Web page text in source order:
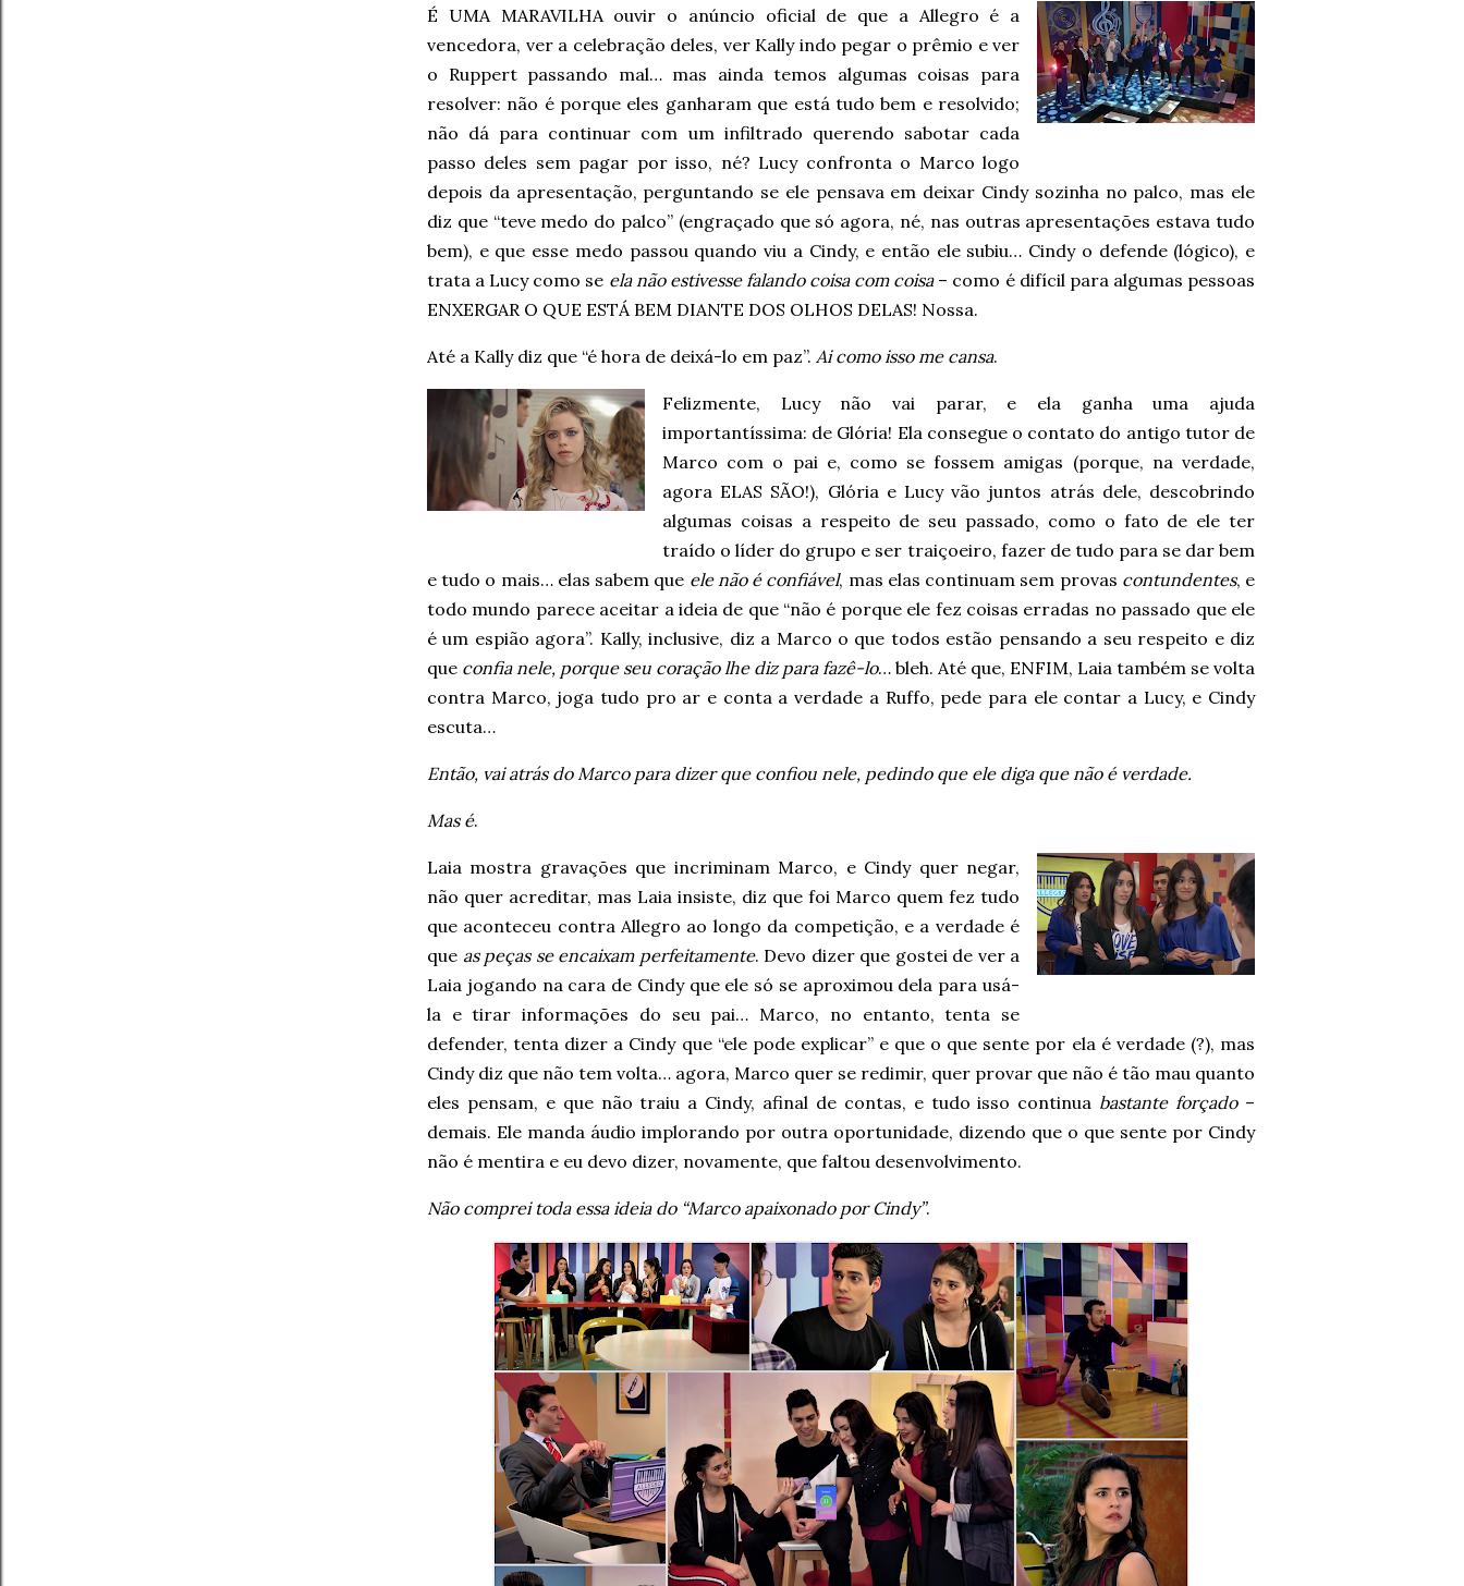
É UMA MARAVILHA ouvir o anúncio oficial de que a Allegro é a
vencedora, ver a celebração deles, ver Kally indo pegar o prêmio e ver
o Ruppert passando mal… mas ainda temos algumas coisas para
resolver: não é porque eles ganharam que está tudo bem e resolvido;
não dá para continuar com um infiltrado querendo sabotar cada
passo deles sem pagar por isso, né? Lucy confronta o Marco logo
depois da apresentação, perguntando se ele pensava em deixar Cindy sozinha no palco, mas ele
diz que “teve medo do palco” (engraçado que só agora, né, nas outras apresentações estava tudo
bem), e que esse medo passou quando viu a Cindy, e então ele subiu… Cindy o defende (lógico), e
trata a Lucy como se ela não estivesse falando coisa com coisa– como é difícil para algumas pessoas
ENXERGAR O QUE ESTÁ BEM DIANTE DOS OLHOS DELAS! Nossa.
Até a Kally diz que “é hora de deixá-lo em paz”. Ai como isso me cansa.
Felizmente, Lucy não vai parar, e ela ganha uma ajuda
importantíssima: de Glória! Ela consegue o contato do antigo tutor de
Marco com o pai e, como se fossem amigas (porque, na verdade,
agora ELAS SÃO!), Glória e Lucy vão juntos atrás dele, descobrindo
algumas coisas a respeito de seu passado, como o fato de ele ter
traído o líder do grupo e ser traiçoeiro, fazer de tudo para se dar bem
e tudo o mais… elas sabem que ele não é confiável, mas elas continuam sem provas contundentes, e
todo mundo parece aceitar a ideia de que “não é porque ele fez coisas erradas no passado que ele
é um espião agora”. Kally, inclusive, diz a Marco o que todos estão pensando a seu respeito e diz
que confia nele, porque seu coração lhe diz para fazê-lo… bleh. Até que, ENFIM, Laia também se volta
contra Marco, joga tudo pro ar e conta a verdade a Ruffo, pede para ele contar a Lucy, e Cindy
escuta…
Então, vai atrás do Marco para dizer que confiou nele, pedindo que ele diga que não é verdade.
Mas é.
Laia mostra gravações que incriminam Marco, e Cindy quer negar,
não quer acreditar, mas Laia insiste, diz que foi Marco quem fez tudo
que aconteceu contra Allegro ao longo da competição, e a verdade é
que as peças se encaixam perfeitamente. Devo dizer que gostei de ver a
Laia jogando na cara de Cindy que ele só se aproximou dela para usá-
la e tirar informações do seu pai… Marco, no entanto, tenta se
defender, tenta dizer a Cindy que “ele pode explicar” e que o que sente por ela é verdade (?), mas
Cindy diz que não tem volta… agora, Marco quer se redimir, quer provar que não é tão mau quanto
eles pensam, e que não traiu a Cindy, afinal de contas, e tudo isso continua bastante forçado–
demais. Ele manda áudio implorando por outra oportunidade, dizendo que o que sente por Cindy
não é mentira e eu devo dizer, novamente, que faltou desenvolvimento.
Não comprei toda essa ideia do “Marco apaixonado por Cindy”.